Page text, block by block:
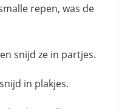
repen, was de
en snijd ze in partjes.
in plakjes.